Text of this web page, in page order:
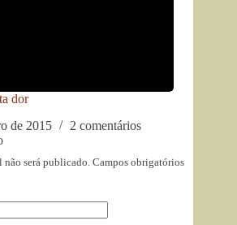
dor
de 2015
2 comentários
não será publicado. Campos obrigatórios